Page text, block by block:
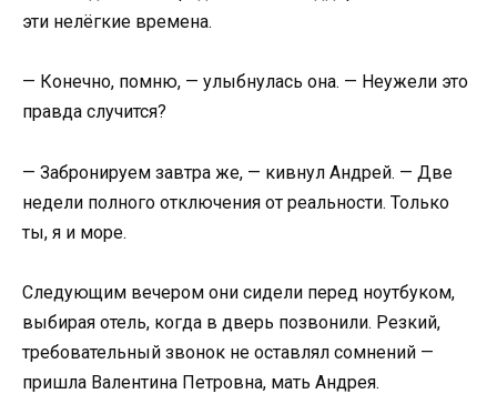
эти нелёгкие времена.
— Конечно, помню, — улыбнулась она. — Неужели это
правда случится?
— Забронируем завтра же, — кивнул Андрей. — Две
недели полного отключения от реальности. Только
ты, я и море.
Следующим вечером они сидели перед ноутбуком,
выбирая отель, когда в дверь позвонили. Резкий,
требовательный звонок не оставлял сомнений —
пришла Валентина Петровна, мать Андрея.